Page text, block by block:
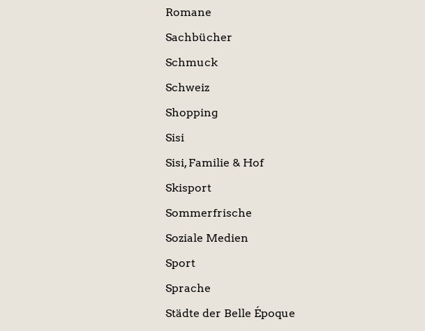
Romane
Sachbücher
Schmuck
Schweiz
Shopping
Sisi
Sisi, Familie & Hof
Skisport
Sommerfrische
Soziale Medien
Sport
Sprache
Städte der Belle Époque